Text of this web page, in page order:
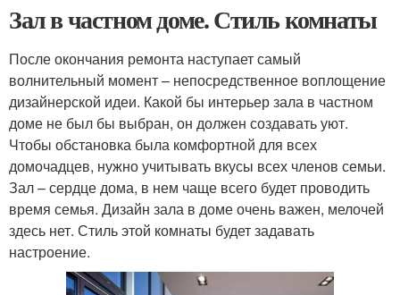
Зал в частном доме. Стиль комнаты
После окончания ремонта наступает самый
волнительный момент – непосредственное воплощение
дизайнерской идеи. Какой бы интерьер зала в частном
доме не был бы выбран, он должен создавать уют.
Чтобы обстановка была комфортной для всех
домочадцев, нужно учитывать вкусы всех членов семьи.
Зал – сердце дома, в нем чаще всего будет проводить
время семья. Дизайн зала в доме очень важен, мелочей
здесь нет. Стиль этой комнаты будет задавать
настроение.